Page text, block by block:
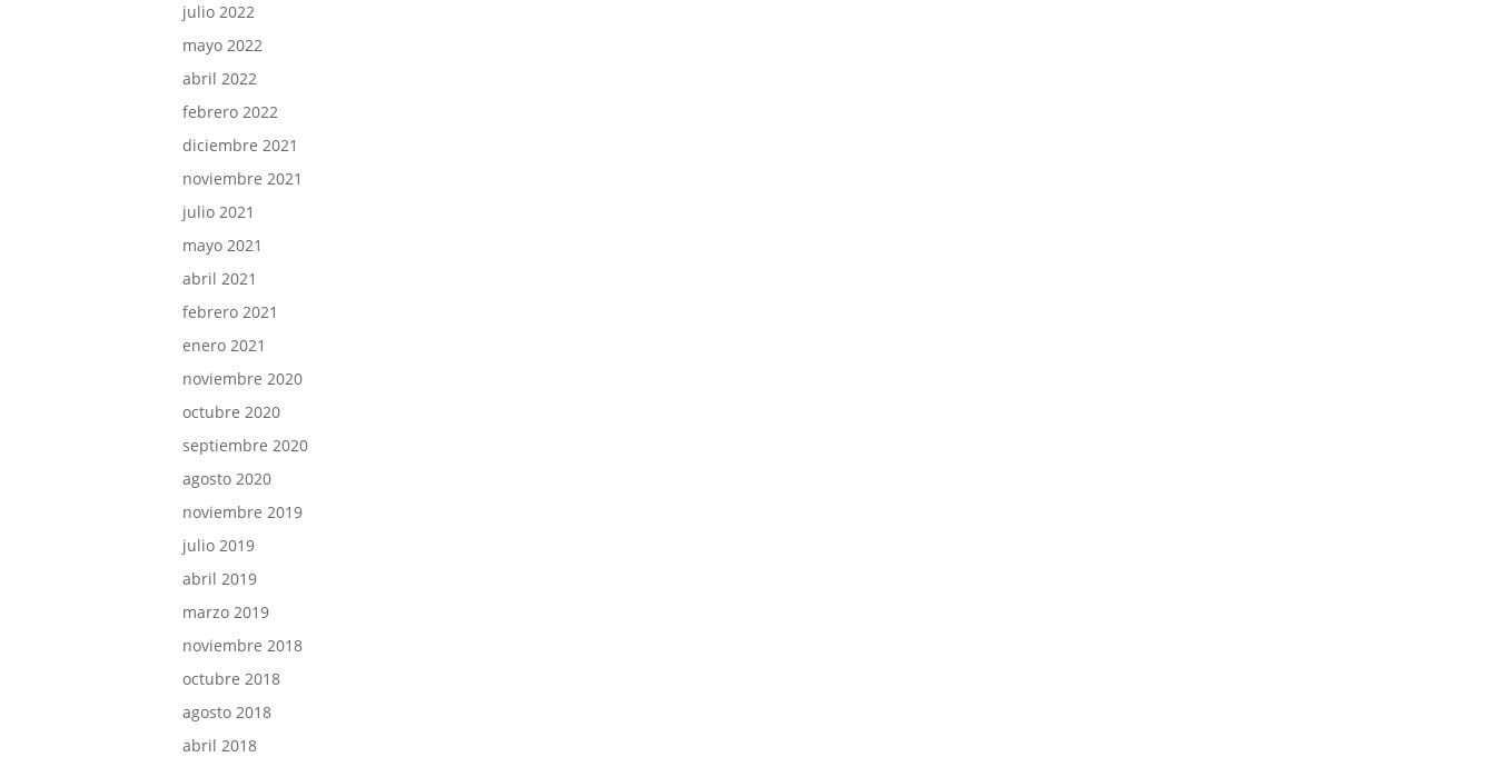
julio 2022
mayo 2022
abril 2022
febrero 2022
diciembre 2021
noviembre 2021
julio 2021
mayo 2021
abril 2021
febrero 2021
enero 2021
noviembre 2020
octubre 2020
septiembre 2020
agosto 2020
noviembre 2019
julio 2019
abril 2019
marzo 2019
noviembre 2018
octubre 2018
agosto 2018
abril 2018